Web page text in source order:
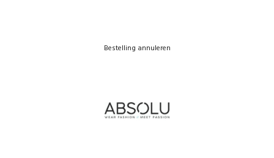
Bestelling annuleren